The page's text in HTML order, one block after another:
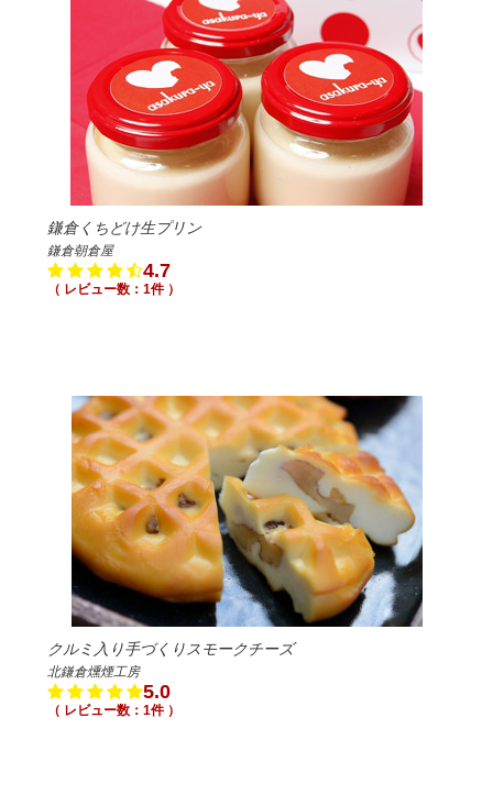
鎌倉くちどけ生プリン
鎌倉朝倉屋
4.7
（ レビュー数：1件 ）
クルミ入り手づくりスモークチーズ
北鎌倉燻煙工房
5.0
（ レビュー数：1件 ）